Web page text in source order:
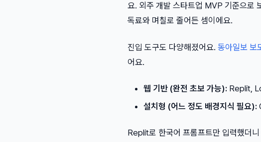
요. 외주 개발 스타트업 MVP 기준으로
독료와 며칠로 줄어든 셈이에요.
진입 도구도 다양해졌어요. 동아일보 보
어요.
웹 기반 (완전 초보 가능): Replit,
설치형 (어느 정도 배경지식 필요):
Replit로 한국어 프롬프트만 입력했더